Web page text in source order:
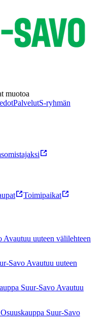
muotoa
PalvelutS-ryhmän
Toimipaikat
Avautuu uuteen välilehteen
Savo Avautuu uuteen
Suur-Savo Avautuu
Suur-Savo